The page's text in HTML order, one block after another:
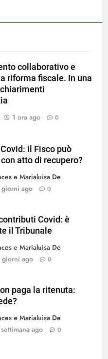
collaborativo e
riforma fiscale. In una
1 ora ago 0
il Fisco può
atto di recupero?
e Marialuisa De
giorni ago 0
Covid: è
il Tribunale
e Marialuisa De
ago 0
paga la ritenuta:
e Marialuisa De
ago 0